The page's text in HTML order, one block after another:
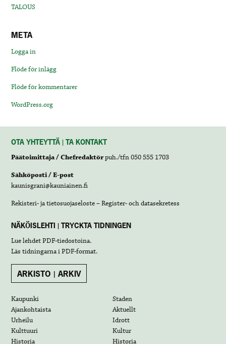
TALOUS
META
Logga in
Flöde för inlägg
Flöde för kommentarer
WordPress.org
OTA YHTEYTTÄ | TA KONTAKT
Päätoimittaja / Chefredaktörpuh./tfn 050 555 1703
Sähköposti / E-post
kaunisgrani@kauniainen.fi
Rekisteri- ja tietosuojaseloste – Register- och datasekretess
NÄKÖISLEHTI | TRYCKTA TIDNINGEN
Lue lehdetPDF-tiedostoina.
Läs tidningarna iPDF-format.
ARKISTO | ARKIV
Kaupunki
Staden
Ajankohtaista
Aktuellt
Urheilu
Idrott
Kulttuuri
Kultur
Historia
Historia